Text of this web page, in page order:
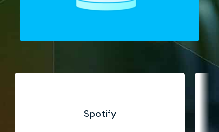
Spotify